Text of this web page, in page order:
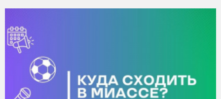
Все поступившие на сегодняшний день вопросы уже проработаны,